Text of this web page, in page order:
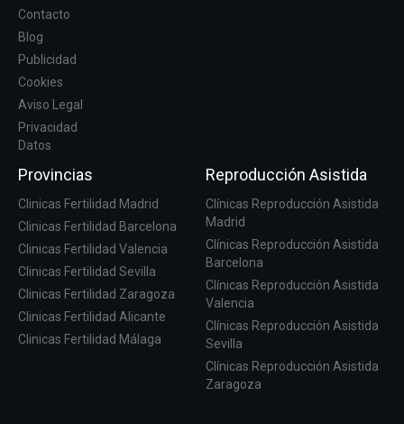
Contacto
Blog
Publicidad
Cookies
Aviso Legal
Privacidad
Datos
Provincias
Clinicas Fertilidad Madrid
Clinicas Fertilidad Barcelona
Clinicas Fertilidad Valencia
Clinicas Fertilidad Sevilla
Clinicas Fertilidad Zaragoza
Clinicas Fertilidad Alicante
Clinicas Fertilidad Málaga
Reproducción Asistida
Clínicas Reproducción Asistida
Madrid
Clínicas Reproducción Asistida
Barcelona
Clínicas Reproducción Asistida
Valencia
Clínicas Reproducción Asistida
Sevilla
Clínicas Reproducción Asistida
Zaragoza